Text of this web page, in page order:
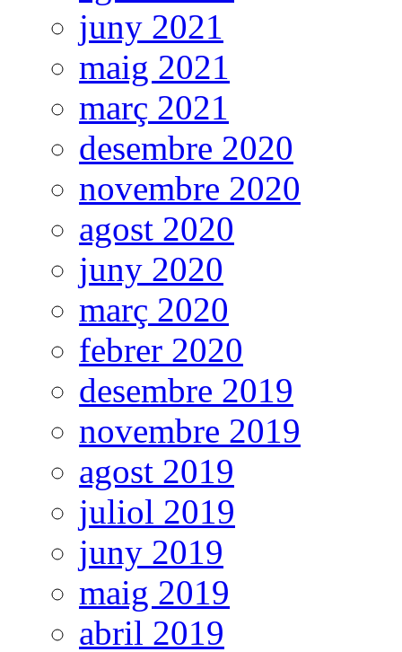
juny 2021
maig 2021
març 2021
desembre 2020
novembre 2020
agost 2020
juny 2020
març 2020
febrer 2020
desembre 2019
novembre 2019
agost 2019
juliol 2019
juny 2019
maig 2019
abril 2019